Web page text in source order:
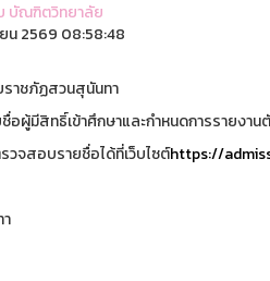
บัณฑิตวิทยาลัย
น 2569 08:58:48
ราชภัฏสวนสุนันทา
ชื่อผู้มีสิทธิ์เข้าศึกษาและกำหนดการรายง
วจสอบรายชื่อได้ที่เว็บไซต์https://